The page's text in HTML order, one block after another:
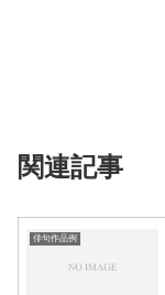
関連記事
俳句作品例